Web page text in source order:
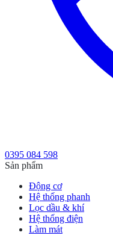
0395 084 598
Sản phẩm
Động cơ
Hệ thống phanh
Lọc dầu & khí
Hệ thống điện
Làm mát